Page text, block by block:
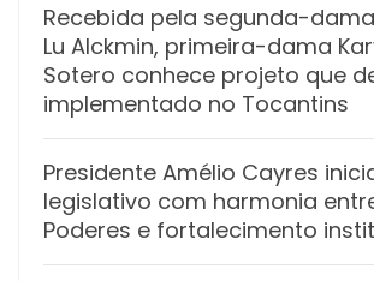
Recebida pela segunda-
Lu Alckmin, primeira-dama
Sotero conhece projeto que
implementado no Tocantins
Presidente Amélio Cayres
legislativo com harmonia
Poderes e fortalecimento